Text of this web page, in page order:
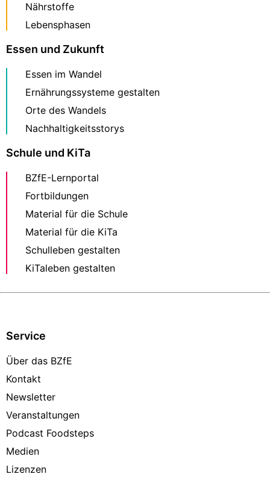
Nährstoffe
Lebensphasen
Essen und Zukunft
Essen im Wandel
Ernährungssysteme gestalten
Orte des Wandels
Nachhaltigkeitsstorys
Schule und KiTa
BZfE-Lernportal
Fortbildungen
Material für die Schule
Material für die KiTa
Schulleben gestalten
KiTaleben gestalten
Service
Über das BZfE
Kontakt
Newsletter
Veranstaltungen
Podcast Foodsteps
Medien
Lizenzen